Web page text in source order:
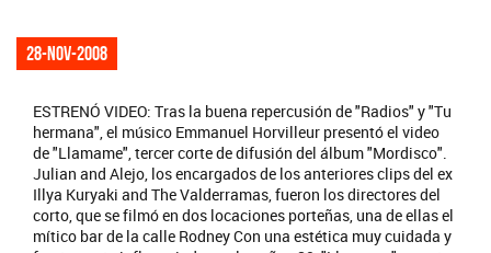
28-nov-2008
ESTRENÓ VIDEO: Tras la buena repercusión de "Radios" y "Tu
hermana", el músico Emmanuel Horvilleur presentó el video
de "Llamame", tercer corte de difusión del álbum "Mordisco".
Julian and Alejo, los encargados de los anteriores clips del ex
Illya Kuryaki and The Valderramas, fueron los directores del
corto, que se filmó en dos locaciones porteñas, una de ellas el
mítico bar de la calle Rodney Con una estética muy cuidada y